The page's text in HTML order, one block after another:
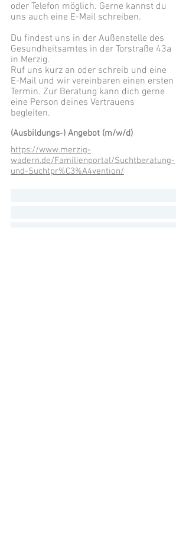
oder Telefon möglich. Gerne kannst du
uns auch eine E-Mail schreiben.
Du findest uns in der Außenstelle des
Gesundheitsamtes in der Torstraße 43a
in Merzig.
Ruf uns kurz an oder schreib und eine
E-Mail und wir vereinbaren einen ersten
Termin. Zur Beratung kann dich gerne
eine Person deines Vertrauens
begleiten.
(Ausbildungs-) Angebot (m/w/d)
https://www.merzig-
wadern.de/Familienportal/Suchtberatung-
und-Suchtpr%C3%A4vention/